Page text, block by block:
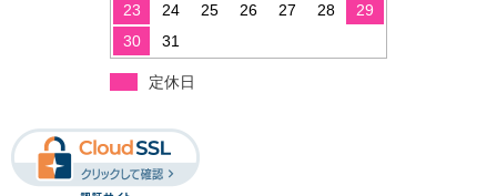
23
24 25 26 27 28
29
30
31
定休日